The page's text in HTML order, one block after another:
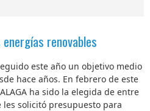
renovables
este año un objetivo medio
hace años. En febrero de este
ha sido la elegida de entre
les solicitó presupuesto para